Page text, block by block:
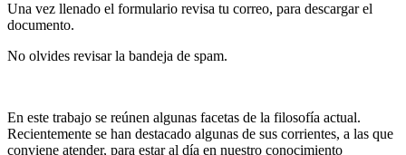
Una vez llenado el formulario revisa tu correo, para descargar el
documento.
No olvides revisar la bandeja de spam.
En este trabajo se reúnen algunas facetas de la filosofía actual.
Recientemente se han destacado algunas de sus corrientes, a las que
conviene atender, para estar al día en nuestro conocimiento